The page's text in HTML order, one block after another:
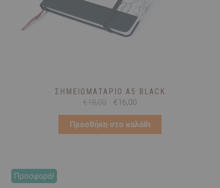
ΣΗΜΕΙΩΜΑΤΆΡΙΟ Α5 BLACK
€18,00
Original
was:
€18,00.
€ 16,00Η
τιμή
είναι:
Προσθήκη στο καλάθι
Προσφορά!